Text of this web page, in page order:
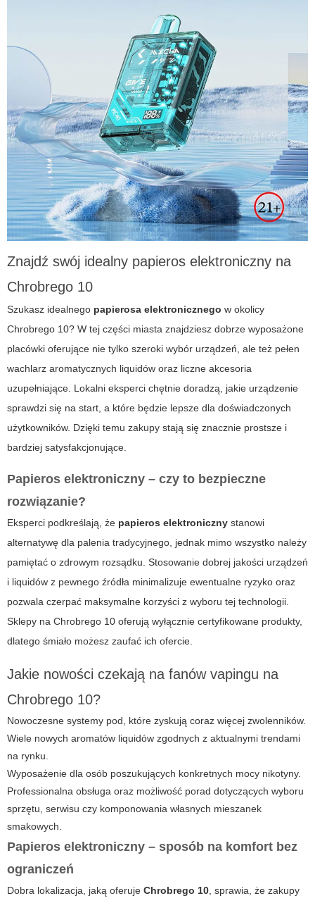
Znajdź swój idealny papieros elektroniczny na
Chrobrego 10
Szukasz idealnego papierosa elektronicznego w okolicy
Chrobrego 10? W tej części miasta znajdziesz dobrze wyposażone
placówki oferujące nie tylko szeroki wybór urządzeń, ale też pełen
wachlarz aromatycznych liquidów oraz liczne akcesoria
uzupełniające. Lokalni eksperci chętnie doradzą, jakie urządzenie
sprawdzi się na start, a które będzie lepsze dla doświadczonych
użytkowników. Dzięki temu zakupy stają się znacznie prostsze i
bardziej satysfakcjonujące.
Papieros elektroniczny – czy to bezpieczne
rozwiązanie?
Eksperci podkreślają, że papieros elektroniczny stanowi
alternatywę dla palenia tradycyjnego, jednak mimo wszystko należy
pamiętać o zdrowym rozsądku. Stosowanie dobrej jakości urządzeń
i liquidów z pewnego źródła minimalizuje ewentualne ryzyko oraz
pozwala czerpać maksymalne korzyści z wyboru tej technologii.
Sklepy na Chrobrego 10 oferują wyłącznie certyfikowane produkty,
dlatego śmiało możesz zaufać ich ofercie.
Jakie nowości czekają na fanów vapingu na
Chrobrego 10?
Nowoczesne systemy pod, które zyskują coraz więcej zwolenników.
Wiele nowych aromatów liquidów zgodnych z aktualnymi trendami
na rynku.
Wyposażenie dla osób poszukujących konkretnych mocy nikotyny.
Professionalna obsługa oraz możliwość porad dotyczących wyboru
sprzętu, serwisu czy komponowania własnych mieszanek
smakowych.
Papieros elektroniczny – sposób na komfort bez
ograniczeń
Dobra lokalizacja, jaką oferuje Chrobrego 10, sprawia, że zakupy